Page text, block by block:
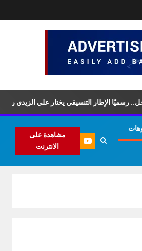
التنسيقي يختار علي الزيدي رئيسًا لمجلس
مشاهدة على
الانترنت